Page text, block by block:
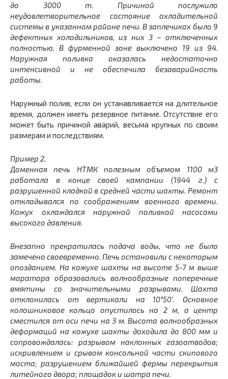
до 3000 т. Причиной послужило
неудовлетворительное состояние охладительной
системы в указанном районе печи. В заплечиках было 9
дефектных холодильников, из них 3 – отключенных
полностью. В фурменной зоне выключено 19 из 94.
Наружная поливка оказалась недостаточно
интенсивной и не обеспечила безаварийность
работы.
Наружный полив, если он устанавливается на длительное
время, должен иметь резервное питание. Отсутствие его
может быть причиной аварий, весьма крупных по своим
размерам и последствиям.
Пример 2.
Доменная печь НТМК полезным объемом 1100 м3
работала в конце своей кампании (1944 г.) с
разрушенной кладкой в средней части шахты. Ремонт
откладывался по соображениям военного времени.
Кожух охлаждался наружной поливкой насосами
высокого давления.
Внезапно прекратилась подача воды, что не было
замечено своевременно. Печь остановили с некоторым
опозданием. На кожухе шахты на высоте 5-7 м выше
маратора образовались волнообразные поперечные
вмятины со значительными разрывами. Шахта
отклонилась от вертикали на 10°50′. Основное
колошниковое кольцо опустилось на 2 м, а центр
сместился от оси печи на 3 м. Высота волнообразных
деформаций на кожухе шахты доходила до 800 мм и
сопровождалась: разрывом наклонных газоотводов;
искривлением и срывом консольной части скипового
моста; разрушением ближайшей фермы перекрытия
литейного двора; площадок и шатра печи.